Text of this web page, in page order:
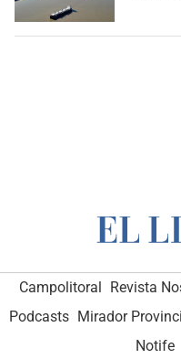
Campolitoral Revista
Podcasts Mirador
Notife